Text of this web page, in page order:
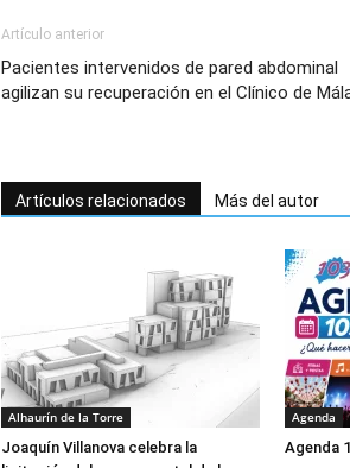
Artículo anterior
Pacientes intervenidos de pared abdominal
agilizan su recuperación en el Clínico de
Artículos relacionados Más del autor
Alhaurín de la Torre
Joaquín Villanova celebra la
Agenda
Agenda